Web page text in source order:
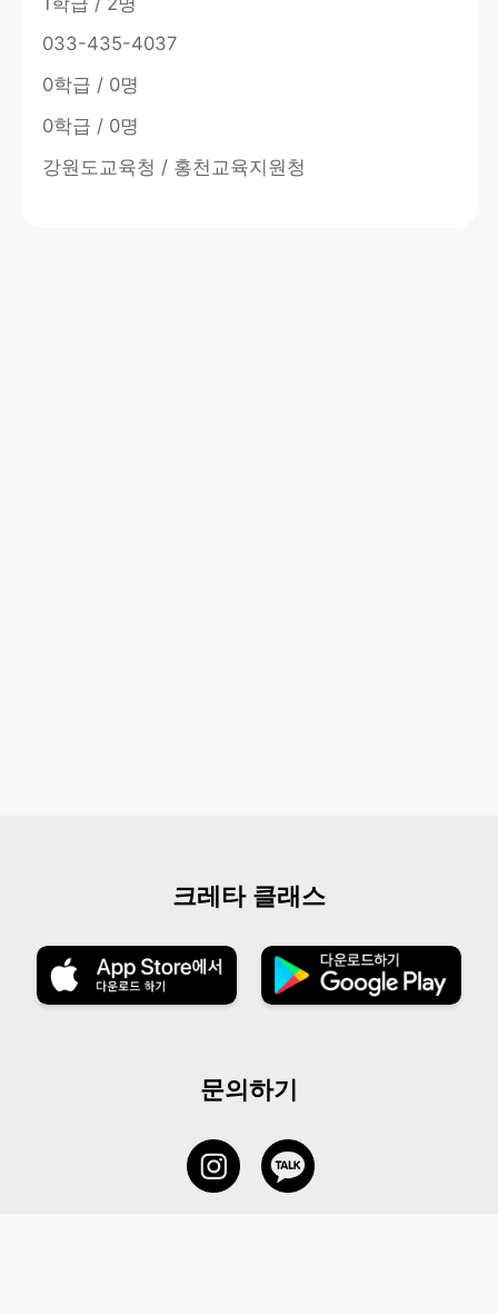
033-435-4037
0학급 / 0명
0학급 / 0명
강원도교육청 / 홍천교육지원청
크레타 클래스
문의하기